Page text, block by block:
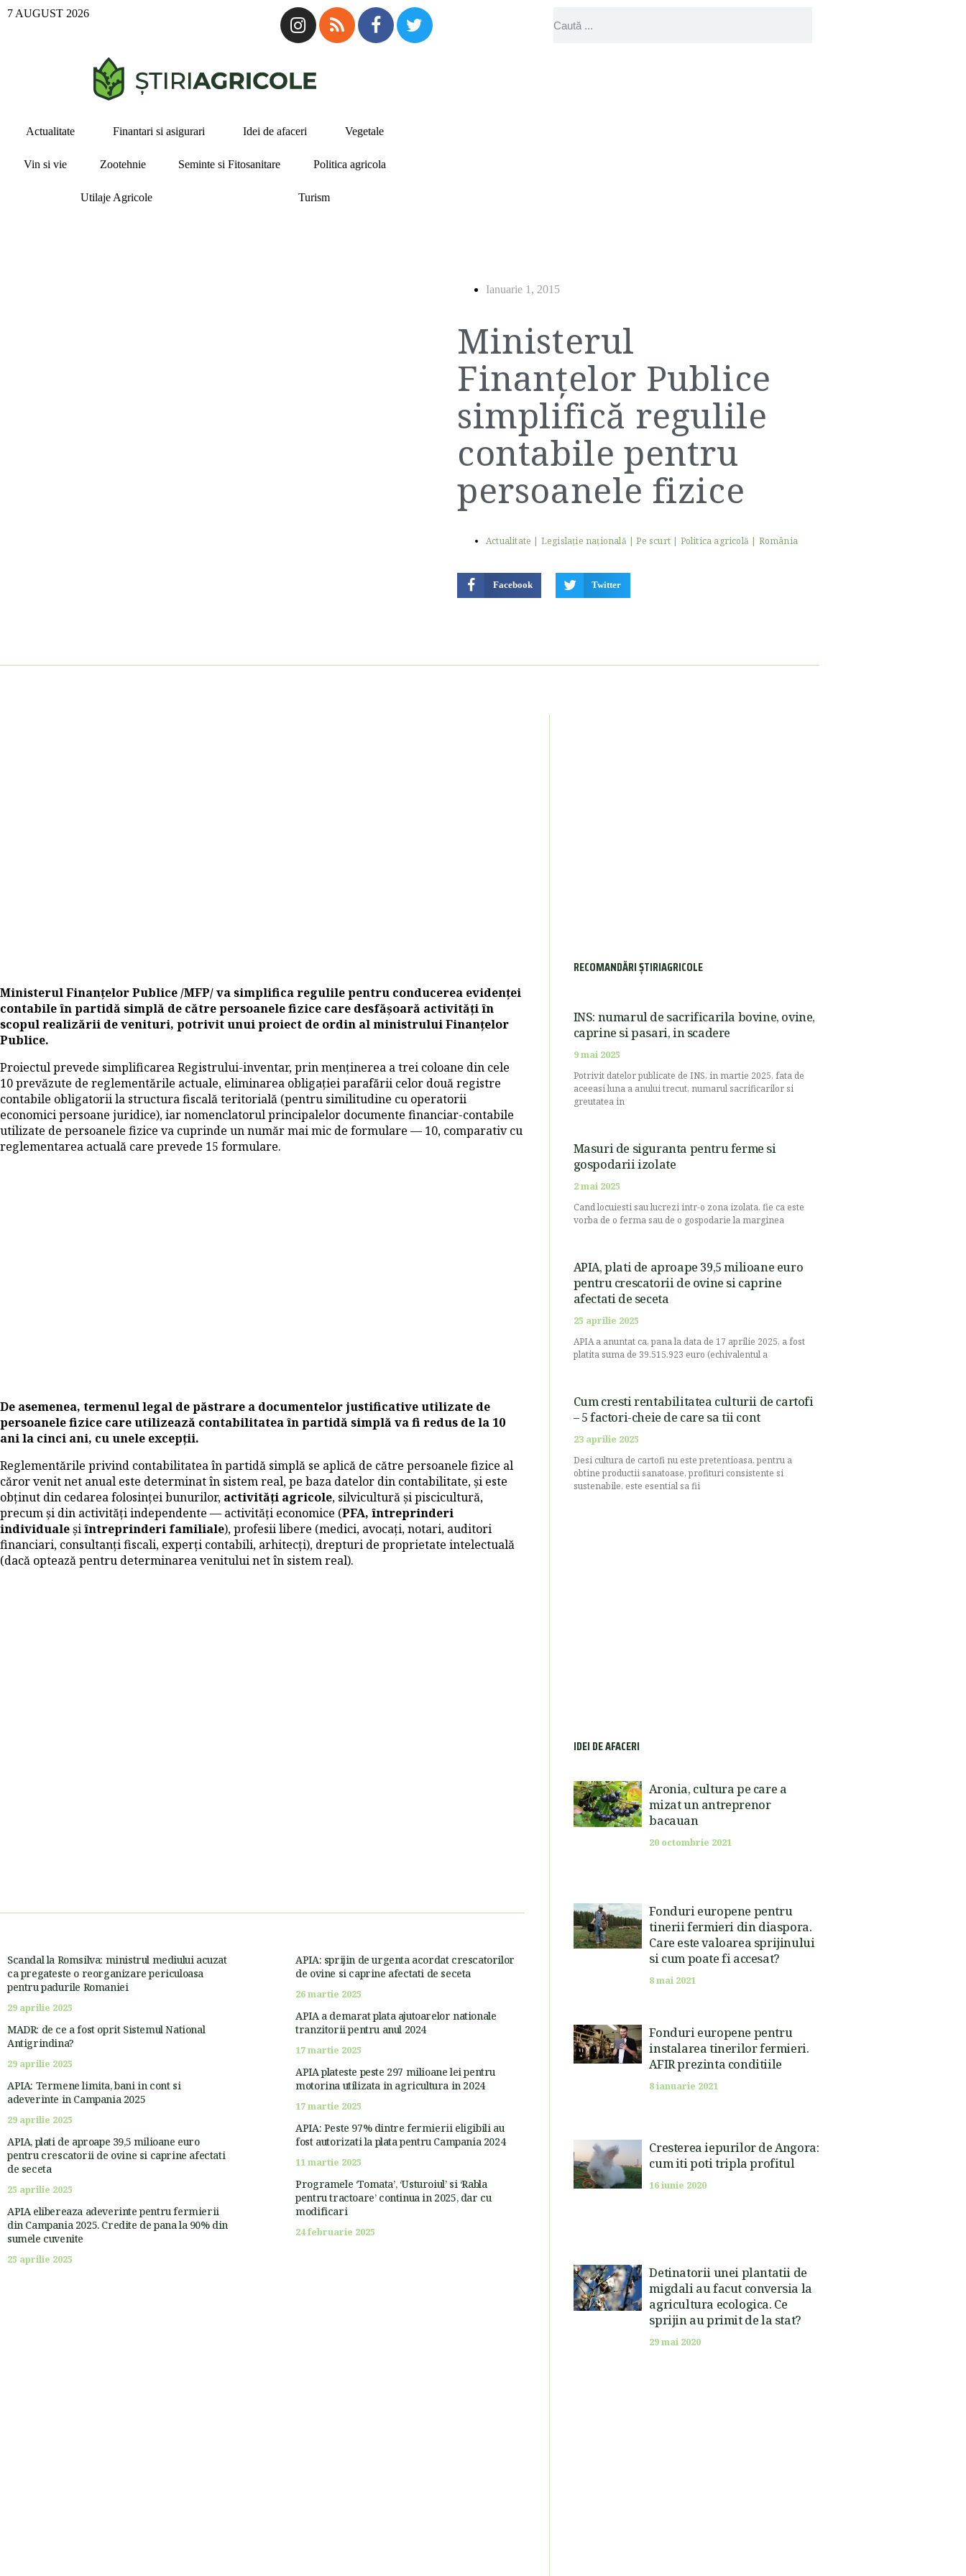
7 AUGUST 2026
Actualitate Finantari si asigurari Idei de afaceri Vegetale
Vin si vie Zootehnie Seminte si Fitosanitare Politica agricola
Utilaje Agricole Turism
Ianuarie 1, 2015
Ministerul
Finanțelor Publice
simplifică regulile
contabile pentru
persoanele fizice
Actualitate | Legislaţie naţională |Pe scurt | Politica agricolă | România
Facebook Twitter
Ministerul Finanțelor Publice /MFP/ va simplifica regulile pentru conducerea evidenței
contabile în partidă simplă de către persoanele fizice care desfășoară activități în
scopul realizării de venituri, potrivit unui proiect de ordin al ministrului Finanțelor
Publice.
Proiectul prevede simplificarea Registrului-inventar, prin menținerea a trei coloane din cele
10 prevăzute de reglementările actuale, eliminarea obligației parafării celor două registre
contabile obligatorii la structura fiscală teritorială (pentru similitudine cu operatorii
economici persoane juridice), iar nomenclatorul principalelor documente financiar-contabile
utilizate de persoanele fizice va cuprinde un număr mai mic de formulare — 10, comparativ cu
reglementarea actuală care prevede 15 formulare.
De asemenea, termenul legal de păstrare a documentelor justificative utilizate de
persoanele fizice care utilizează contabilitatea în partidă simplă va fi redus de la 10
ani la cinci ani, cu unele excepții.
Reglementările privind contabilitatea în partidă simplă se aplică de către persoanele fizice al
căror venit net anual este determinat în sistem real, pe baza datelor din contabilitate, și este
obținut din cedarea folosinței bunurilor, activități agricole, silvicultură și piscicultură,
precum și din activități independente — activități economice (PFA, întreprinderi
individualeșiîntreprinderi familiale), profesii libere (medici, avocați, notari, auditori
financiari, consultanți fiscali, experți contabili, arhitecți), drepturi de proprietate intelectuală
(dacă optează pentru determinarea venitului net în sistem real).
Scandal la Romsilva: ministrul mediului acuzat
ca pregateste o reorganizare periculoasa
pentru padurile Romaniei
29 aprilie 2025
MADR: de ce a fost oprit Sistemul National
Antigrindina?
29 aprilie 2025
APIA: Termene limita, bani in cont si
adeverinte in Campania 2025
29 aprilie 2025
APIA, plati de aproape 39,5 milioane euro
pentru crescatorii de ovine si caprine afectati
de seceta
25 aprilie 2025
APIA elibereaza adeverinte pentru fermierii
din Campania 2025. Credite de pana la 90% din
sumele cuvenite
25 aprilie 2025
APIA: sprijin de urgenta acordat crescatorilor
de ovine si caprine afectati de seceta
26 martie 2025
APIA a demarat plata ajutoarelor nationale
tranzitorii pentru anul 2024
17 martie 2025
APIA plateste peste 297 milioane lei pentru
motorina utilizata in agricultura in 2024
17 martie 2025
APIA: Peste 97% dintre fermierii eligibili au
fost autorizati la plata pentru Campania 2024
11 martie 2025
Programele ‘Tomata’, ‘Usturoiul’ si ‘Rabla
pentru tractoare’ continua in 2025, dar cu
modificari
24 februarie 2025
RECOMANDĂRI ȘTIRIAGRICOLE
INS: numarul de sacrificarila bovine, ovine,
caprine si pasari, in scadere
9 mai 2025
Potrivit datelor publicate de INS, in martie 2025, fata de
aceeasi luna a anului trecut, numarul sacrificarilor si
greutatea in
Masuri de siguranta pentru ferme si
gospodarii izolate
2 mai 2025
Cand locuiesti sau lucrezi intr-o zona izolata, fie ca este
vorba de o ferma sau de o gospodarie la marginea
APIA, plati de aproape 39,5 milioane euro
pentru crescatorii de ovine si caprine
afectati de seceta
25 aprilie 2025
APIA a anuntat ca, pana la data de 17 aprilie 2025, a fost
platita suma de 39.515.923 euro (echivalentul a
Cum cresti rentabilitatea culturii de cartofi
– 5 factori-cheie de care sa tii cont
23 aprilie 2025
Desi cultura de cartofi nu este pretentioasa, pentru a
obtine productii sanatoase, profituri consistente si
sustenabile, este esential sa fii
IDEI DE AFACERI
Aronia, cultura pe care a
mizat un antreprenor
bacauan
20 octombrie 2021
Fonduri europene pentru
tinerii fermieri din diaspora.
Care este valoarea sprijinului
si cum poate fi accesat?
8 mai 2021
Fonduri europene pentru
instalarea tinerilor fermieri.
AFIR prezinta conditiile
8 ianuarie 2021
Cresterea iepurilor de Angora:
cum iti poti tripla profitul
16 iunie 2020
Detinatorii unei plantatii de
migdali au facut conversia la
agricultura ecologica. Ce
sprijin au primit de la stat?
29 mai 2020